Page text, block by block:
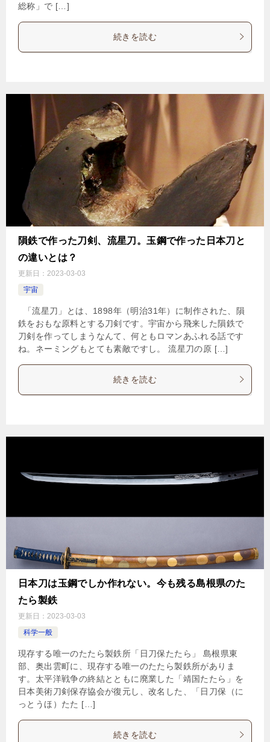
総称」で […]
続きを読む
隕鉄で作った刀剣、流星刀。玉鋼で作った日本刀と
の違いとは？
更新日： 2023-03-03
宇宙
「流星刀」とは、1898年（明治31年）に制作された、隕
鉄をおもな原料とする刀剣です。宇宙から飛来した隕鉄で
刀剣を作ってしまうなんて、何ともロマンあふれる話です
ね。ネーミングもとても素敵ですし。 流星刀の原 […]
続きを読む
日本刀は玉鋼でしか作れない。今も残る島根県のた
たら製鉄
更新日： 2023-03-03
科学一般
現存する唯一のたたら製鉄所「日刀保たたら」 島根県東
部、奥出雲町に、現存する唯一のたたら製鉄所がありま
す。太平洋戦争の終結とともに廃業した「靖国たたら」を
日本美術刀剣保存協会が復元し、改名した、「日刀保（に
っとうほ）たた […]
続きを読む